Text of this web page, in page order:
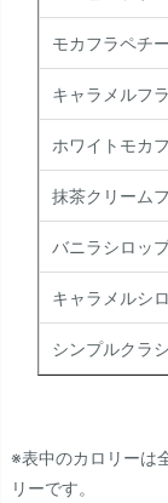
モカフラペチ
キャラメルフ
ホワイトモカ
抹茶クリーム
バニラシロッ
キャラメルシ
シンプルクラ
※表中のカロリーは
リーです。